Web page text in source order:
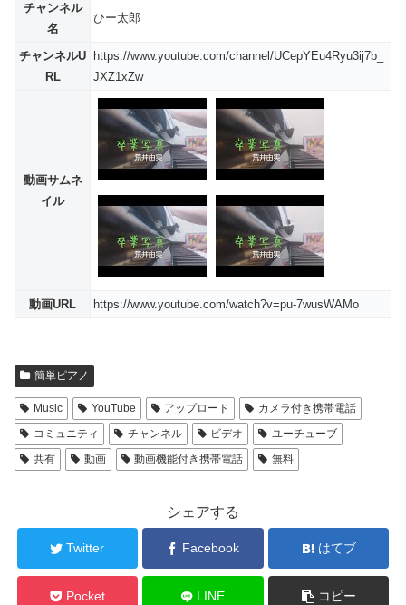
チャンネル
名
ひー太郎
チャンネルU
RL
https://www.youtube.com/channel/UCepYEu4Ryu3ij7b_
JXZ1xZw
動画サムネ
イル
動画URL https://www.youtube.com/watch?v=pu-7wusWAMo
簡単ピアノ
Music YouTube アップロード
カメラ付き携帯電話
コミュニティ
チャンネル ビデオ
ユーチューブ
共有
動画 動画機能付き携帯電話 無料
シェアする
Twitter Facebook はてブ
Pocket LINE コピー